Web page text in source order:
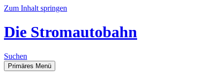
Zum Inhalt springen
Die Stromautobahn
Suchen
Primäres Menü